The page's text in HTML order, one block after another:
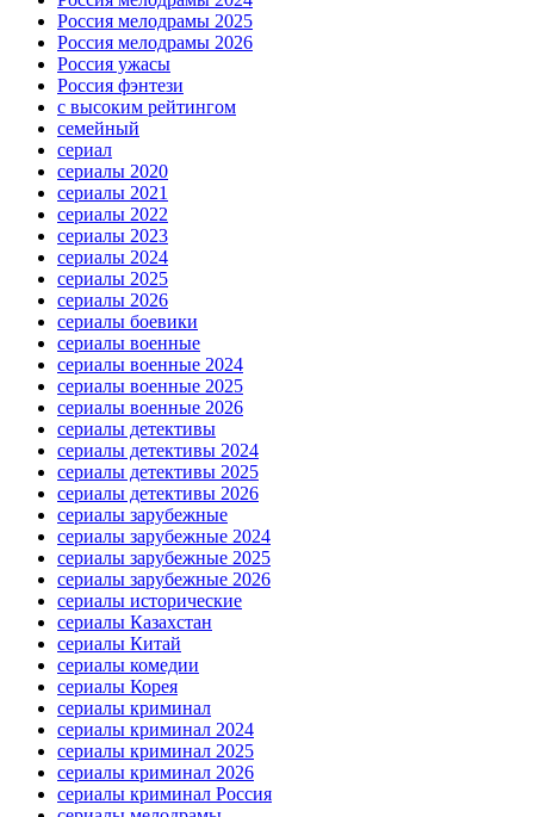
Россия мелодрамы 2025
Россия мелодрамы 2026
Россия ужасы
Россия фэнтези
с высоким рейтингом
семейный
сериал
сериалы 2020
сериалы 2021
сериалы 2022
сериалы 2023
сериалы 2024
сериалы 2025
сериалы 2026
сериалы боевики
сериалы военные
сериалы военные 2024
сериалы военные 2025
сериалы военные 2026
сериалы детективы
сериалы детективы 2024
сериалы детективы 2025
сериалы детективы 2026
сериалы зарубежные
сериалы зарубежные 2024
сериалы зарубежные 2025
сериалы зарубежные 2026
сериалы исторические
сериалы Казахстан
сериалы Китай
сериалы комедии
сериалы Корея
сериалы криминал
сериалы криминал 2024
сериалы криминал 2025
сериалы криминал 2026
сериалы криминал Россия